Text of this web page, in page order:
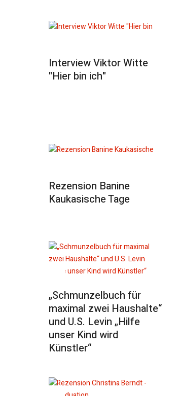
Interview Viktor Witte
"Hier bin ich"
Rezension Banine
Kaukasische Tage
„Schmunzelbuch für
maximal zwei Haushalte“
und U.S. Levin „Hilfe
unser Kind wird
Künstler“